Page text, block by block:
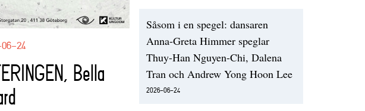
24
Bella
Såsom i en spegel: dansaren
Anna-Greta Himmer speglar
Thuy-Han Nguyen-Chi, Dalena
Tran och Andrew Yong Hoon Lee
2026-06-24